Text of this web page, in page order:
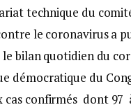
technique du
le coronavirus a
le bilan quotidien du
démocratique du
cas confirmés dont 97